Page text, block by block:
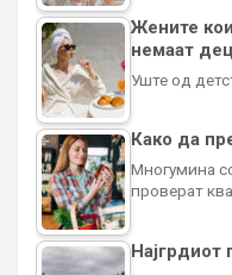
Жените
немаат
Уште од
Како да
Многумина
проверат
Најгрдиот